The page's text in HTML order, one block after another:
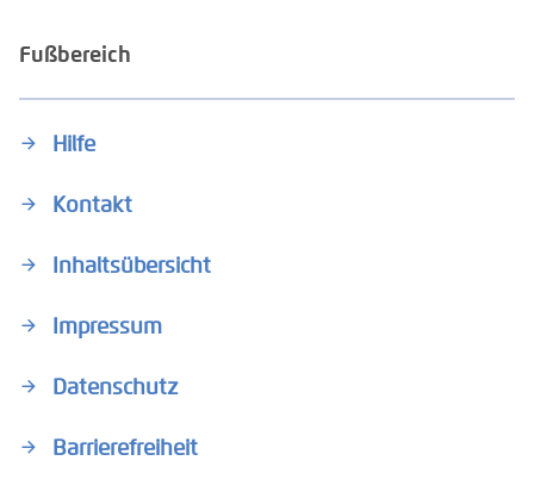
Fußbereich
Hilfe
Kontakt
Inhaltsübersicht
Impressum
Datenschutz
Barrierefreiheit